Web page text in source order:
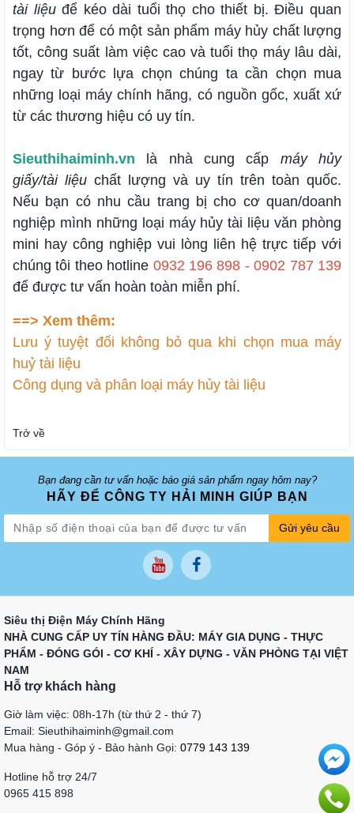
tài liệuđể kéo dài tuổi thọ cho thiết bị. Điều quan
trọng hơn để có một sản phẩm máy hủy chất lượng
tốt, công suất làm việc cao và tuổi thọ máy lâu dài,
ngay từ bước lựa chọn chúng ta cần chọn mua
những loại máy chính hãng, có nguồn gốc, xuất xứ
từ các thương hiệu có uy tín.
Sieuthihaiminh.vn là nhà cung cấp máy hủy
giấy/tài liệu chất lượng và uy tín trên toàn quốc.
Nếu bạn có nhu cầu trang bị cho cơ quan/doanh
nghiệp mình những loại máy hủy tài liệu văn phòng
mini hay công nghiệp vui lòng liên hệ trực tiếp với
chúng tôi theo hotline 0932 196 898 - 0902 787 139
để được tư vấn hoàn toàn miễn phí.
==> Xem thêm:
Lưu ý tuyệt đối không bỏ qua khi chọn mua máy
huỷ tài liệu
Công dụng và phân loại máy hủy tài liệu
Trở về
Bạn đang cần tư vấn hoặc báo giá sản phẩm ngay hôm nay?
HÃY ĐỂ CÔNG TY HẢI MINH GIÚP BẠN
Gửi yêu cầu
Siêu thị Điện Máy Chính Hãng
NHÀ CUNG CẤP UY TÍN HÀNG ĐẦU: MÁY GIA DỤNG - THỰC
PHẨM - ĐÓNG GÓI - CƠ KHÍ - XÂY DỰNG - VĂN PHÒNG TẠI VIỆT
NAM
Hỗ trợ khách hàng
Giờ làm việc: 08h-17h (từ thứ 2 - thứ 7)
Email: Sieuthihaiminh@gmail.com
Mua hàng - Góp ý - Bảo hành Gọi: 0779 143 139
Hotline hỗ trợ 24/7
0965 415 898